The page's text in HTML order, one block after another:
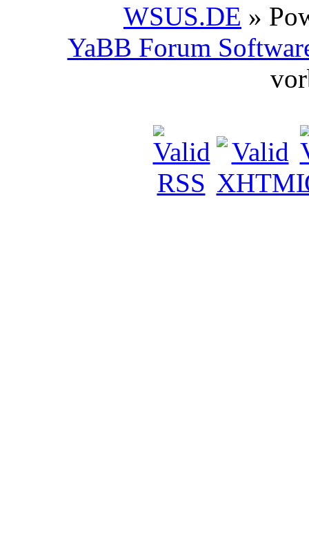
WSUS.DE »
YaBB Forum